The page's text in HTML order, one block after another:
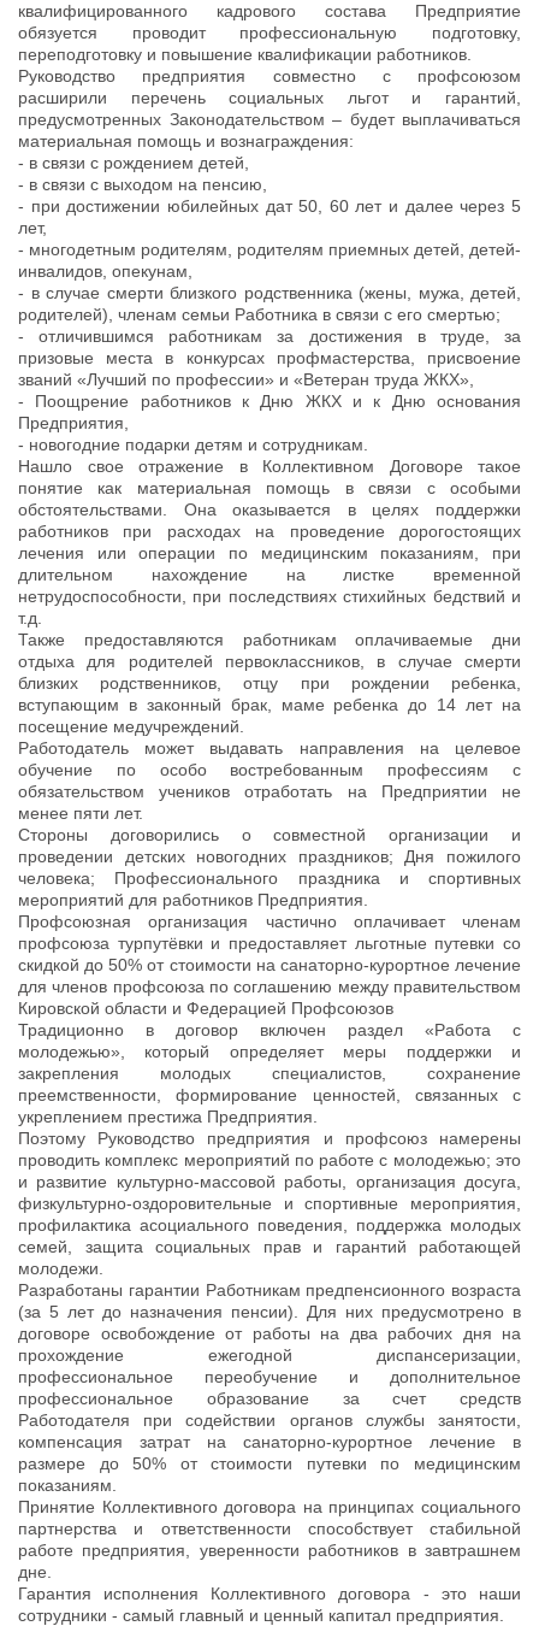
квалифицированного кадрового состава Предприятие
обязуется проводит профессиональную подготовку,
переподготовку и повышение квалификации работников.
Руководство предприятия совместно с профсоюзом
расширили перечень социальных льгот и гарантий,
предусмотренных Законодательством – будет выплачиваться
материальная помощь и вознаграждения:
- в связи с рождением детей,
- в связи с выходом на пенсию,
- при достижении юбилейных дат 50, 60 лет и далее через 5
лет,
- многодетным родителям, родителям приемных детей, детей-
инвалидов, опекунам,
- в случае смерти близкого родственника (жены, мужа, детей,
родителей), членам семьи Работника в связи с его смертью;
- отличившимся работникам за достижения в труде, за
призовые места в конкурсах профмастерства, присвоение
званий «Лучший по профессии» и «Ветеран труда ЖКХ»,
- Поощрение работников к Дню ЖКХ и к Дню основания
Предприятия,
- новогодние подарки детям и сотрудникам.
Нашло свое отражение в Коллективном Договоре такое
понятие как материальная помощь в связи с особыми
обстоятельствами. Она оказывается в целях поддержки
работников при расходах на проведение дорогостоящих
лечения или операции по медицинским показаниям, при
длительном нахождение на листке временной
нетрудоспособности, при последствиях стихийных бедствий и
т.д.
Также предоставляются работникам оплачиваемые дни
отдыха для родителей первоклассников, в случае смерти
близких родственников, отцу при рождении ребенка,
вступающим в законный брак, маме ребенка до 14 лет на
посещение медучреждений.
Работодатель может выдавать направления на целевое
обучение по особо востребованным профессиям с
обязательством учеников отработать на Предприятии не
менее пяти лет.
Стороны договорились о совместной организации и
проведении детских новогодних праздников; Дня пожилого
человека; Профессионального праздника и спортивных
мероприятий для работников Предприятия.
Профсоюзная организация частично оплачивает членам
профсоюза турпутёвки и предоставляет льготные путевки со
скидкой до 50% от стоимости на санаторно-курортное лечение
для членов профсоюза по соглашению между правительством
Кировской области и Федерацией Профсоюзов
Традиционно в договор включен раздел «Работа с
молодежью», который определяет меры поддержки и
закрепления молодых специалистов, сохранение
преемственности, формирование ценностей, связанных с
укреплением престижа Предприятия.
Поэтому Руководство предприятия и профсоюз намерены
проводить комплекс мероприятий по работе с молодежью; это
и развитие культурно-массовой работы, организация досуга,
физкультурно-оздоровительные и спортивные мероприятия,
профилактика асоциального поведения, поддержка молодых
семей, защита социальных прав и гарантий работающей
молодежи.
Разработаны гарантии Работникам предпенсионного возраста
(за 5 лет до назначения пенсии). Для них предусмотрено в
договоре освобождение от работы на два рабочих дня на
прохождение ежегодной диспансеризации,
профессиональное переобучение и дополнительное
профессиональное образование за счет средств
Работодателя при содействии органов службы занятости,
компенсация затрат на санаторно-курортное лечение в
размере до 50% от стоимости путевки по медицинским
показаниям.
Принятие Коллективного договора на принципах социального
партнерства и ответственности способствует стабильной
работе предприятия, уверенности работников в завтрашнем
дне.
Гарантия исполнения Коллективного договора - это наши
сотрудники - самый главный и ценный капитал предприятия.